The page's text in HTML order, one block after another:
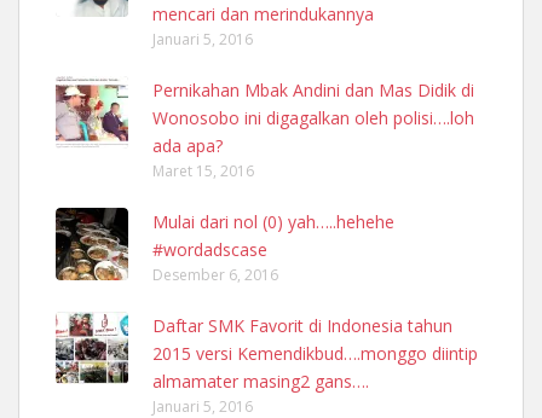
mencari dan merindukannya
Januari 5, 2016
Pernikahan Mbak Andini dan Mas Didik di
Wonosobo ini digagalkan oleh polisi….loh
ada apa?
Maret 15, 2016
Mulai dari nol (0) yah…..hehehe
#wordadscase
Desember 6, 2016
Daftar SMK Favorit di Indonesia tahun
2015 versi Kemendikbud….monggo diintip
almamater masing2 gans….
Januari 5, 2016